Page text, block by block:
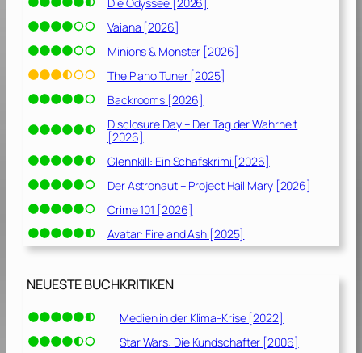
Vaiana [2026]
Minions & Monster [2026]
The Piano Tuner [2025]
Backrooms [2026]
Disclosure Day – Der Tag der Wahrheit
[2026]
Glennkill: Ein Schafskrimi [2026]
Der Astronaut – Project Hail Mary [2026]
Crime 101 [2026]
Avatar: Fire and Ash [2025]
NEUESTE BUCHKRITIKEN
Medien in der Klima-Krise [2022]
Star Wars: Die Kundschafter [2006]